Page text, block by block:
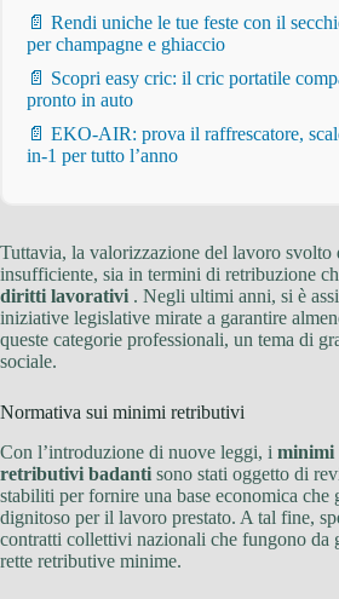
📄 Rendi uniche le tue feste con il
per champagne e ghiaccio
📄 Scopri easy cric: il cric portatile
pronto in auto
📄 EKO-AIR: prova il raffrescatore,
in-1 per tutto l’anno
Tuttavia, la valorizzazione del lavoro svolto
insufficiente, sia in termini di retribuzione
diritti lavorativi . Negli ultimi anni, si è
iniziative legislative mirate a garantire
queste categorie professionali, un tema di
sociale.
Normativa sui minimi retributivi
Con l’introduzione di nuove leggi, i
retributivi badanti sono stati oggetto di
stabiliti per fornire una base economica che
dignitoso per il lavoro prestato. A tal fine,
contratti collettivi nazionali che fungono da
rette retributive minime.